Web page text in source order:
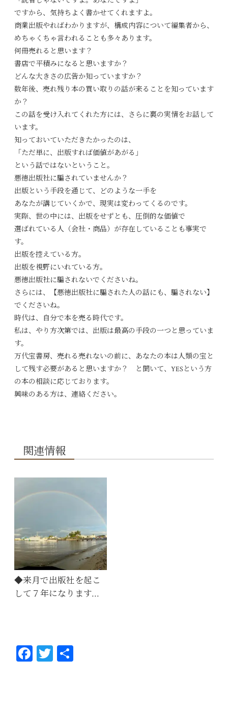
ですから、気持ちよく書かせてくれますよ。
商業出版やればわかりますが、構成内容について編集者から、
めちゃくちゃ言われることも多々あります。
何冊売れると思います？
書店で平積みになると思いますか？
どんな大きさの広告か知っていますか？
数年後、売れ残り本の買い取りの話が来ることを知っています
か？
この話を受け入れてくれた方には、さらに裏の実情をお話して
います。
知っておいていただきたかったのは、
「ただ単に、出版すれば価値があがる」
という話ではないということ。
悪徳出版社に騙されていませんか？
出版という手段を通じて、どのような一手を
あなたが講じていくかで、現実は変わってくるのです。
実際、世の中には、出版をせずとも、圧倒的な価値で
選ばれている人（会社・商品）が存在していることも事実で
す。
出版を控えている方。
出版を視野にいれている方。
悪徳出版社に騙されないでくださいね。
さらには、【悪徳出版社に騙された人の話にも、騙されない】
でくださいね。
時代は、自分で本を売る時代です。
私は、やり方次第では、出版は最高の手段の一つと思っていま
す。
万代宝書房、売れる売れないの前に、あなたの本は人類の宝と
して残す必要があると思いますか？ と聞いて、YESという方
の本の相談に応じております。
興味のある方は、連絡ください。
関連情報
◆来月で出版社を起こ
して７年になります…
Fa T